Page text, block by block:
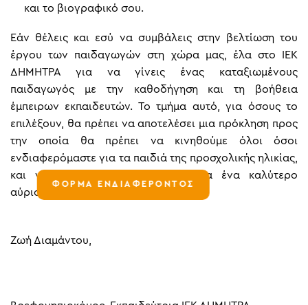
ΦΟΡΜΑ ΕΝΔΙΑΦΕΡΟΝΤΟΣ
και το βιογραφικό σου.
Εάν θέλεις και εσύ να συμβάλεις στην βελτίωση του
έργου των παιδαγωγών στη χώρα μας, έλα στο ΙΕΚ
ΔΗΜΗΤΡΑ για να γίνεις ένας καταξιωμένους
παιδαγωγός με την καθοδήγηση και τη βοήθεια
έμπειρων εκπαιδευτών. Το τμήμα αυτό, για όσους το
επιλέξουν, θα πρέπει να αποτελέσει μια πρόκληση προς
την οποία θα πρέπει να κινηθούμε όλοι όσοι
ενδιαφερόμαστε για τα παιδιά της προσχολικής ηλικίας,
και να δώσουμε μια υπόσχεση για ένα καλύτερο
αύριο.
Ζωή Διαμάντου,